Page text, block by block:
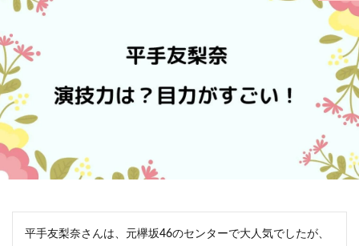
平手友梨奈さんは、元欅坂46のセンターで大人気でしたが、